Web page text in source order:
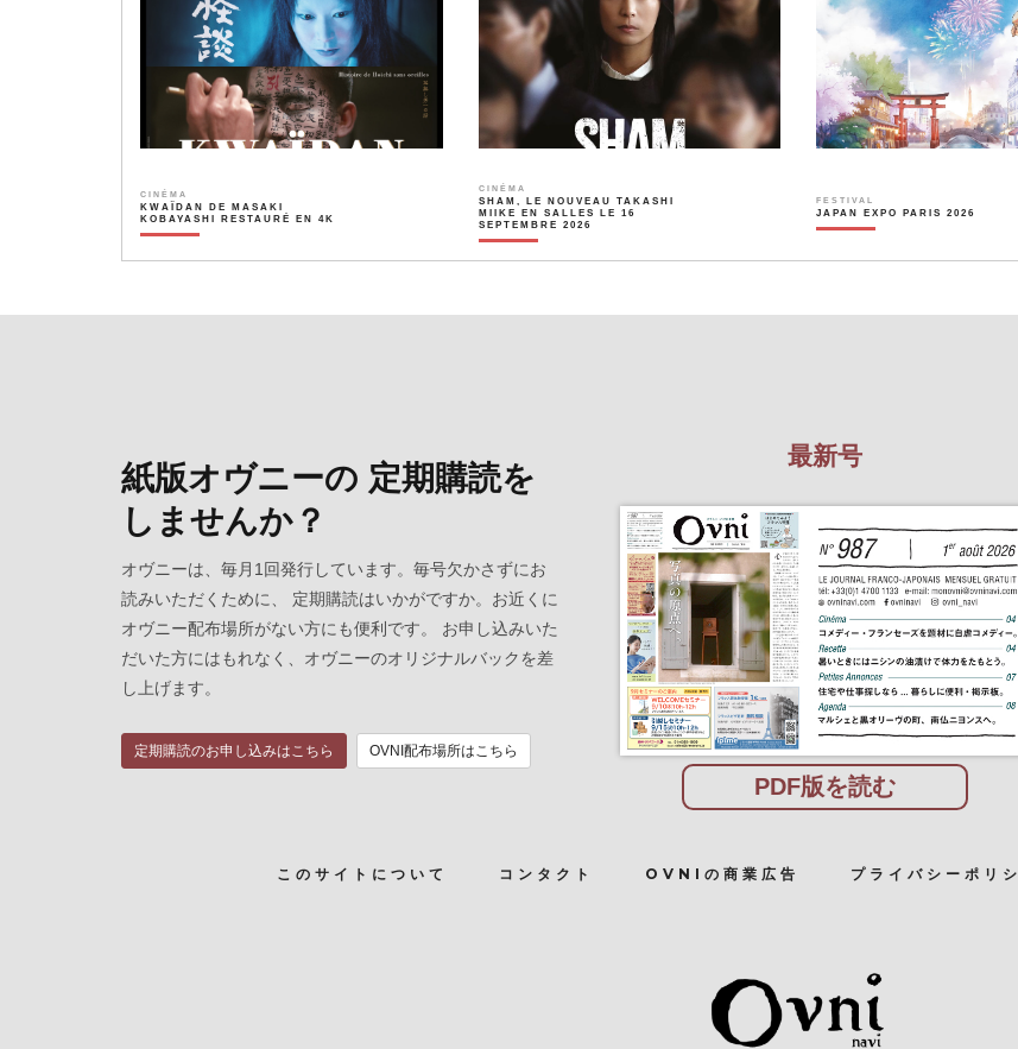
CINÉMA
KWAÏDAN DE MASAKI
KOBAYASHI RESTAURÉ EN 4K
CINÉMA
SHAM, LE NOUVEAU TAKASHI
MIIKE EN SALLES LE 16
SEPTEMBRE 2026
FESTIVAL
JAPAN EXPO PARIS 2026
紙版オヴニーの 定期購読を
しませんか？
オヴニーは、毎月1回発行しています。毎号欠かさずにお
読みいただくために、 定期購読はいかがですか。お近くに
オヴニー配布場所がない方にも便利です。 お申し込みいた
だいた方にはもれなく、オヴニーのオリジナルバックを差
し上げます。
定期購読のお申し込みはこちら OVNI配布場所はこちら
最新号
PDF版を読む
このサイトについて コンタクト OVNIの商業広告 プライバシーポリシ